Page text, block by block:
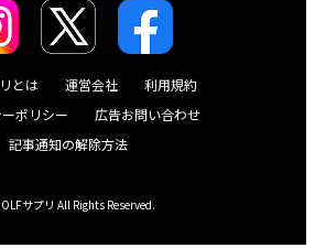
とは 運営会社
利用規約
ポリシー
広告お問い合わせ
記事通知の解除方法
サプリ All Rights Reserved.